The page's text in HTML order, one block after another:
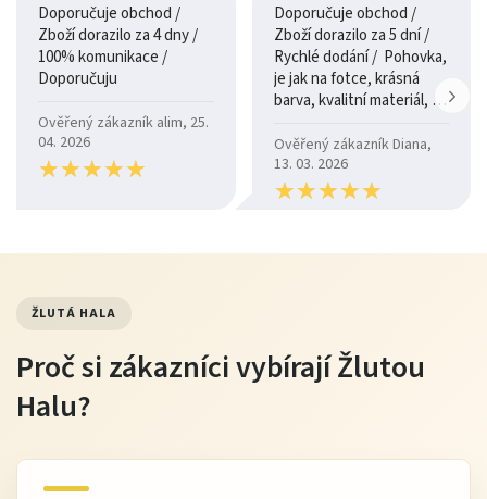
Doporučuje obchod /
Zboží dorazilo za 4 dny /
100% komunikace /
Doporučuju
Ověřený zákazník alim, 25.
04. 2026
★★★★★
★★★★★
Doporučuje obchod /
Zboží dorazilo za 5 dní /
Rychlé dodání / Pohovka,
je jak na fotce, krásná
barva, kvalitní materiál, a
Ověřený zákazník Diana,
13. 03. 2026
★★★★★
★★★★★
ŽLUTÁ HALA
Proč si zákazníci vybírají Žlutou
Halu?